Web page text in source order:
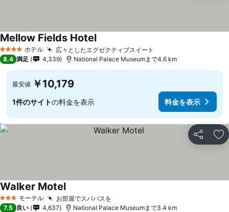
4 ホテルのランク
ホテル 広々としたエグゼクティブスイート
Mellow Fields Hotel料金を表示
8.4 満足 4,339 National Palace Museumまで4.6 km
最安値 ￥10,179
1件のサイトの料金を表示 料金を表示
シェア お
3 ホテルのランク
モーテル お部屋でスパバスを
Walker Motel料金を表示
7.5 良い 4,637 National Palace Museumまで3.4 km